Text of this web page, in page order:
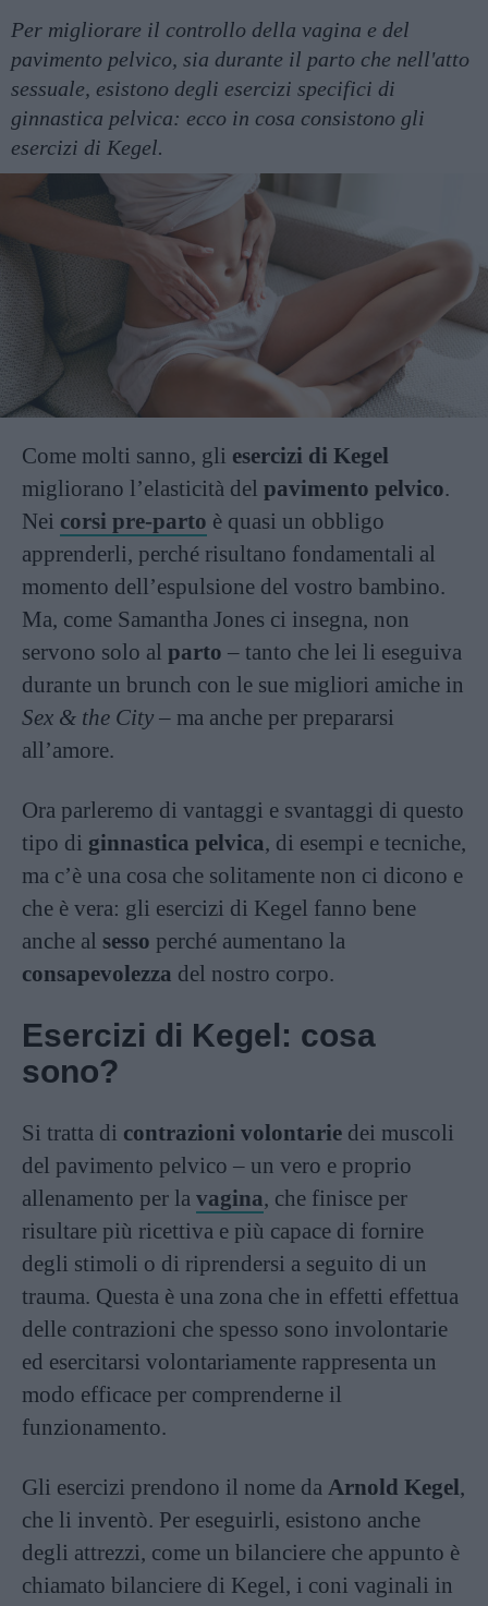
Per migliorare il controllo della vagina e del
pavimento pelvico, sia durante il parto che nell'atto
sessuale, esistono degli esercizi specifici di
ginnastica pelvica: ecco in cosa consistono gli
esercizi di Kegel.
Come molti sanno, gli esercizi di Kegel
migliorano l’elasticità del pavimento pelvico.
Nei corsi pre-parto è quasi un obbligo
apprenderli, perché risultano fondamentali al
momento dell’espulsione del vostro bambino.
Ma, come Samantha Jones ci insegna, non
servono solo al parto – tanto che lei li eseguiva
durante un brunch con le sue migliori amiche in
Sex & the City – ma anche per prepararsi
all’amore.
Ora parleremo di vantaggi e svantaggi di questo
tipo di ginnastica pelvica, di esempi e tecniche,
ma c’è una cosa che solitamente non ci dicono e
che è vera: gli esercizi di Kegel fanno bene
anche al sesso perché aumentano la
consapevolezza del nostro corpo.
Esercizi di Kegel: cosa
sono?
Si tratta di contrazioni volontarie dei muscoli
del pavimento pelvico – un vero e proprio
allenamento per la vagina, che finisce per
risultare più ricettiva e più capace di fornire
degli stimoli o di riprendersi a seguito di un
trauma. Questa è una zona che in effetti effettua
delle contrazioni che spesso sono involontarie
ed esercitarsi volontariamente rappresenta un
modo efficace per comprenderne il
funzionamento.
Gli esercizi prendono il nome da Arnold Kegel,
che li inventò. Per eseguirli, esistono anche
degli attrezzi, come un bilanciere che appunto è
chiamato bilanciere di Kegel, i coni vaginali in